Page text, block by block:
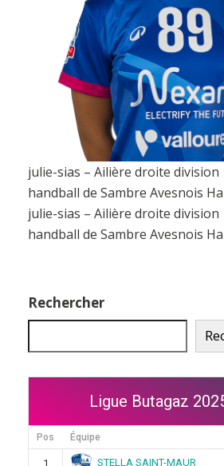
julie-sias – Ailière droite division
handball de Sambre Avesnois
julie-sias – Ailière droite division
handball de Sambre Avesnois
Rechercher
Ligue Butagaz
Pos Équipe
1 STELLA SAINT-MAUR